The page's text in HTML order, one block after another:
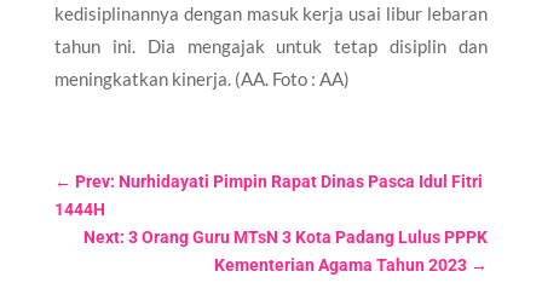
kedisiplinannya dengan masuk kerja usai libur lebaran
tahun ini. Dia mengajak untuk tetap disiplin dan
meningkatkan kinerja. (AA. Foto : AA)
← Prev: Nurhidayati Pimpin Rapat Dinas Pasca Idul Fitri
1444H
Next: 3 Orang Guru MTsN 3 Kota Padang Lulus PPPK
Kementerian Agama Tahun 2023 →